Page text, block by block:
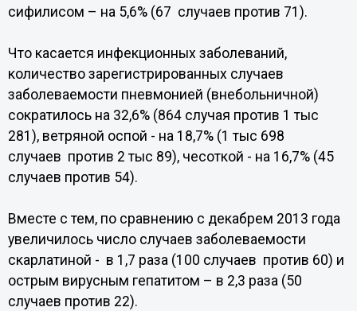
сифилисом – на 5,6% (67 случаев против 71).
Что касается инфекционных заболеваний,
количество зарегистрированных случаев
заболеваемости пневмонией (внебольничной)
сократилось на 32,6% (864 случая против 1 тыс
281), ветряной оспой - на 18,7% (1 тыс 698
случаев против 2 тыс 89), чесоткой - на 16,7% (45
случаев против 54).
Вместе с тем, по сравнению с декабрем 2013 года
увеличилось число случаев заболеваемости
скарлатиной - в 1,7 раза (100 случаев против 60) и
острым вирусным гепатитом – в 2,3 раза (50
случаев против 22).